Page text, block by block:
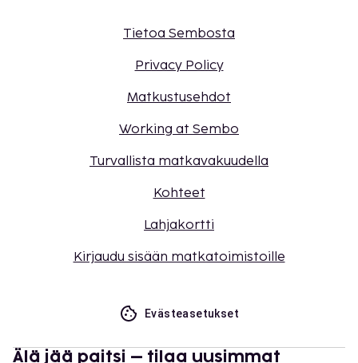
Tietoa Sembosta
Privacy Policy
Matkustusehdot
Working at Sembo
Turvallista matkavakuudella
Kohteet
Lahjakortti
Kirjaudu sisään matkatoimistoille
Evästeasetukset
Älä jää paitsi – tilaa uusimmat